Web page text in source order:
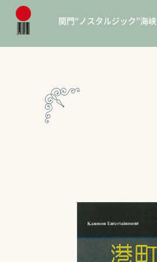
関門“ノスタルジック”海峡
日本遺産とは